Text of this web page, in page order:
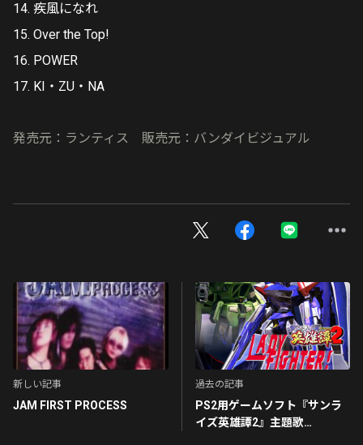
14. 疾風になれ
15. Over the Top!
16. POWER
17. KI・ZU・NA
発売元：ランティス 販売元：バンダイビジュアル
新しい記事
JAM FIRST PROCESS
過去の記事
PS2用ゲームソフト『サンラ
イズ英雄譚2』主題歌